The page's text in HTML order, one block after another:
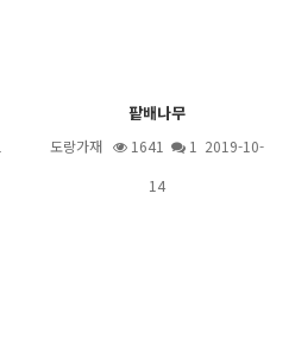
팥배나무
도랑가재 1641 1 2019-10-
14